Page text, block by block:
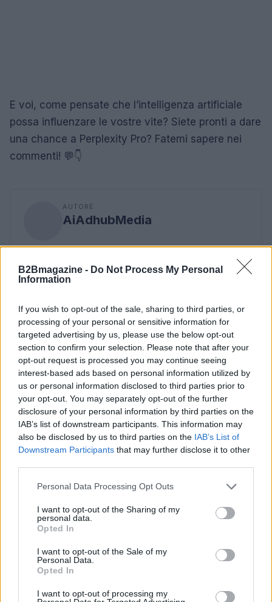
B2Bmagazine - Do Not Process My Personal
Information
If you wish to opt-out of the sale, sharing to third parties, or
processing of your personal or sensitive information for
targeted advertising by us, please use the below opt-out
section to confirm your selection. Please note that after your
opt-out request is processed you may continue seeing
interest-based ads based on personal information utilized by
us or personal information disclosed to third parties prior to
your opt-out. You may separately opt-out of the further
disclosure of your personal information by third parties on the
IAB’s list of downstream participants. This information may
also be disclosed by us to third parties on the IAB’s List of
Downstream Participants that may further disclose it to other
Please note that this website/app uses one or more Google
not limited to your visit or usage behaviour. You may click to
grant or deny consent to Google and its third-party tags to
use your data for below specified purposes in below Google
consent section.
Personal Data Processing Opt Outs
I want to opt-out of the Sharing of my
personal data.
Opted In
I want to opt-out of the Sale of my
Personal Data.
Opted In
I want to opt-out of processing my
E voi, come pensate che l’intelligenza artificiale
possa influenzare le vostre vite? Siete pronti a dare
una chance a Perplexity Pro? Fatemi sapere nei
commenti! 💬👇
AUTORE
AiAdhubMedia
Continua a leggere
B2B NEWS